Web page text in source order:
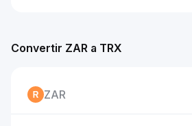
Convertir ZAR a TRX
ZAR